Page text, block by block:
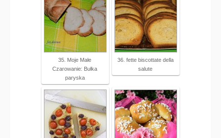
35. Moje Małe
Czarowanie: Bułka
paryska
36. fette biscottate della
salute